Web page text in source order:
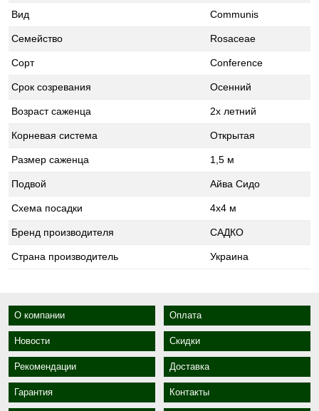
Вид Communis
Семейство Rosaceae
Сорт Conference
Срок созревания Осенний
Возраст саженца 2х летний
Корневая система Открытая
Размер саженца 1,5 м
Подвой Айва Сидо
Схема посадки 4х4 м
Бренд производителя САДКО
Страна производитель Украина
О компании Оплата
Новости Скидки
Рекомендации Доставка
Гарантия Контакты